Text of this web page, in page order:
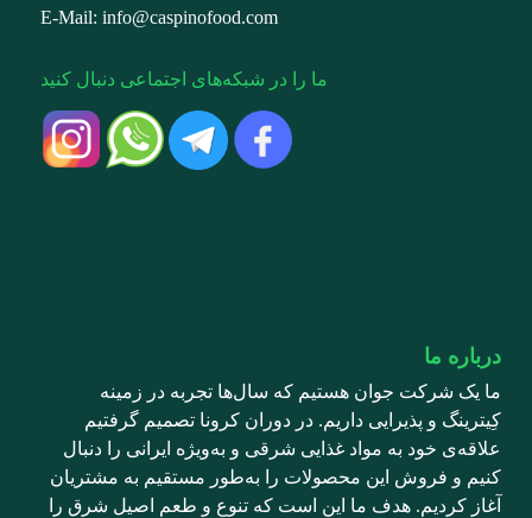
E-Mail: info@caspinofood.com
ما را در شبکه‌های اجتماعی دنبال کنید
درباره ما
ما یک شرکت جوان هستیم که سال‌ها تجربه در زمینه
کِیترینگ و پذیرایی داریم. در دوران کرونا تصمیم گرفتیم
علاقه‌ی خود به مواد غذایی شرقی و به‌ویژه ایرانی را دنبال
کنیم و فروش این محصولات را به‌طور مستقیم به مشتریان
آغاز کردیم. هدف ما این است که تنوع و طعم اصیل شرق را